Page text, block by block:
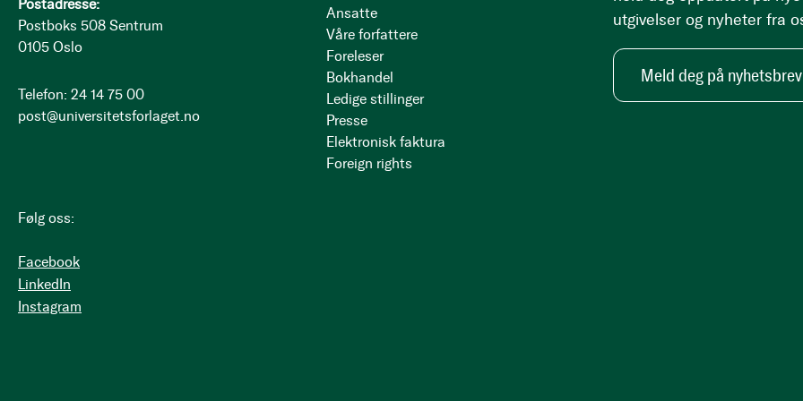
Postadresse:
Postboks 508 Sentrum
0105 Oslo
Telefon: 24 14 75 00
post@universitetsforlaget.no
Følg oss:
Facebook
LinkedIn
Instagram
Ansatte
Våre forfattere
Foreleser
Bokhandel
Ledige stillinger
Presse
Elektronisk faktura
Foreign rights
utgivelser og nyheter fra
Meld deg på nyhetsbrev